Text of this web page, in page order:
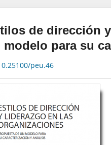
de dirección
modelo para su
peu.46